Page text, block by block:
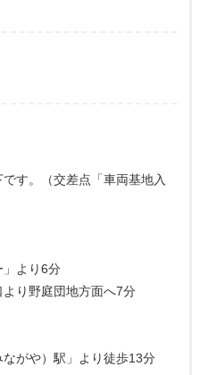
す。（交差点「車両基地入
」より6分
り野庭団地方面へ7分
がや）駅」より徒歩13分